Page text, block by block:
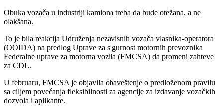
Obuka vozača u industriji kamiona treba da bude otežana, a ne
olakšana.
To je bila reakcija Udruženja nezavisnih vozača vlasnika-operatora
(OOIDA) na predlog Uprave za sigurnost motornih prevoznika
Federalne uprave za motorna vozila (FMCSA) da promeni zahteve
za CDL.
U februaru, FMCSA je objavila obaveštenje o predloženom pravilu
sa ciljem povećanja fleksibilnosti za agencije za izdavanje vozačkih
dozvola i aplikante.